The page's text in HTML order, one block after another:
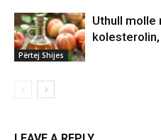
Përtej Shijes
Uthull molle